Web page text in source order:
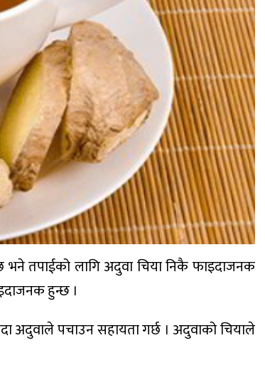
तपाईको लागि अदुवा चिया निकै फाइदाजनक
हुन्छ ।
अदुवाले पचाउन सहायता गर्छ । अदुवाको चियाले